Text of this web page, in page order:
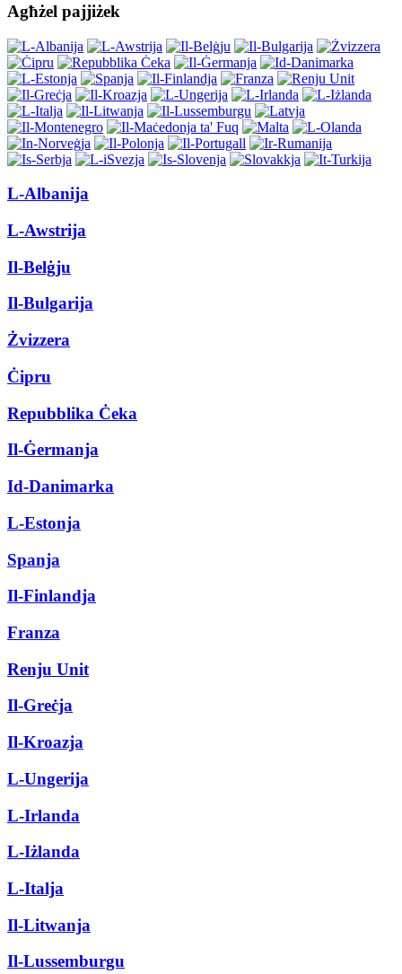
Agħżel pajjiżek
L-Albanija
L-Awstrija
Il-Belġju
Il-Bulgarija
Żvizzera
Ċipru
Repubblika Ċeka
Il-Ġermanja
Id-Danimarka
L-Estonja
Spanja
Il-Finlandja
Franza
Renju Unit
Il-Greċja
Il-Kroazja
L-Ungerija
L-Irlanda
L-Iżlanda
L-Italja
Il-Litwanja
Il-Lussemburgu